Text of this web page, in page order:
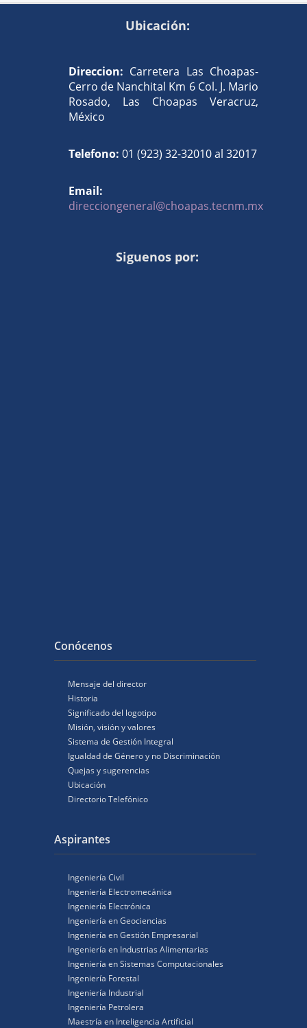
Ubicación:
Direccion: Carretera Las Choapas-
Cerro de Nanchital Km 6 Col. J. Mario
Rosado, Las Choapas Veracruz,
México
Telefono: 01 (923) 32-32010 al 32017
Email:
direcciongeneral@choapas.tecnm.mx
Siguenos por:
Conócenos
Mensaje del director
Historia
Significado del logotipo
Misión, visión y valores
Sistema de Gestión Integral
Igualdad de Género y no Discriminación
Quejas y sugerencias
Ubicación
Directorio Telefónico
Aspirantes
Ingeniería Civil
Ingeniería Electromecánica
Ingeniería Electrónica
Ingeniería en Geociencias
Ingeniería en Gestión Empresarial
Ingeniería en Industrias Alimentarias
Ingeniería en Sistemas Computacionales
Ingeniería Forestal
Ingeniería Industrial
Ingeniería Petrolera
Maestría en Inteligencia Artificial